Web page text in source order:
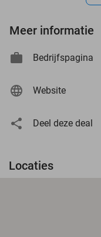
Meer informatie
Bedrijfspagina
Website
Deel deze deal
Locaties